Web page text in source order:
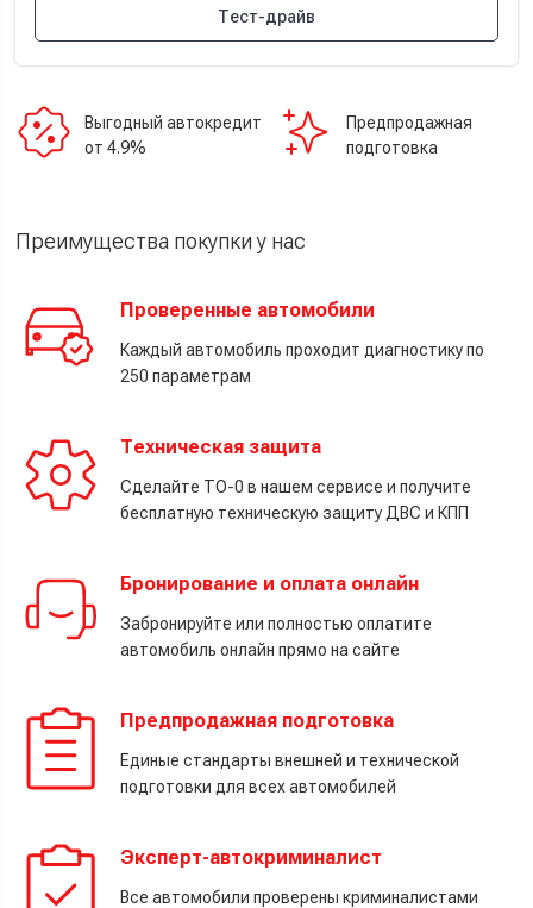
Тест-драйв
Выгодный автокредит
от 4.9%
Предпродажная
подготовка
Преимущества покупки у нас
Проверенные автомобили
Каждый автомобиль проходит диагностику по
250 параметрам
Техническая защита
Сделайте ТО-0 в нашем сервисе и получите
бесплатную техническую защиту ДВС и КПП
Бронирование и оплата онлайн
Забронируйте или полностью оплатите
автомобиль онлайн прямо на сайте
Предпродажная подготовка
Единые стандарты внешней и технической
подготовки для всех автомобилей
Эксперт-автокриминалист
Все автомобили проверены криминалистами